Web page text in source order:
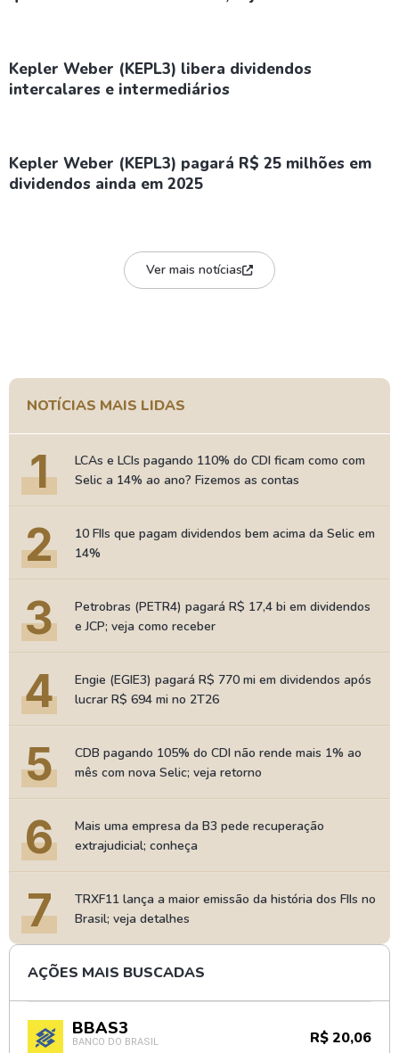
Kepler Weber (KEPL3) libera dividendos
intercalares e intermediários
Kepler Weber (KEPL3) pagará R$ 25 milhões em
dividendos ainda em 2025
Ver mais notícias
NOTÍCIAS MAIS LIDAS
1
LCAs e LCIs pagando 110% do CDI ficam como com
Selic a 14% ao ano? Fizemos as contas
2
10 FIIs que pagam dividendos bem acima da Selic em
14%
3
Petrobras (PETR4) pagará R$ 17,4 bi em dividendos
e JCP; veja como receber
4
Engie (EGIE3) pagará R$ 770 mi em dividendos após
lucrar R$ 694 mi no 2T26
5
CDB pagando 105% do CDI não rende mais 1% ao
mês com nova Selic; veja retorno
6
Mais uma empresa da B3 pede recuperação
extrajudicial; conheça
7
TRXF11 lança a maior emissão da história dos FIIs no
Brasil; veja detalhes
AÇÕES MAIS BUSCADAS
BBAS3
BANCO DO BRASIL R$ 20,06